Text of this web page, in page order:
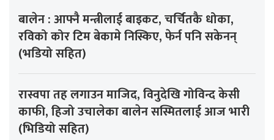
बालेन : आफ्नै मन्त्रीलाई बाइकट, चर्चितकै धोका,
रविको कोर टिम बेकामे निस्किए, फेर्न पनि सकेनन्
(भडियो सहित)
रास्वपा तह लगाउन माजिद, विनुदेखि गोविन्द केसी
काफी, हिजो उचालेका बालेन सस्मितलाई आज भारी
(भिडियो सहित)